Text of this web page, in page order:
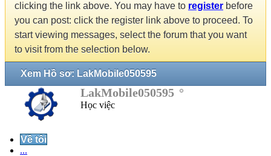
clicking the link above. You may have to register before
you can post: click the register link above to proceed. To
start viewing messages, select the forum that you want
to visit from the selection below.
Xem Hồ sơ: LakMobile050595
LakMobile050595
Học việc
Về tôi
...